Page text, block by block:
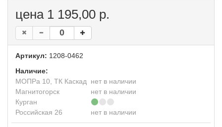
цена 1 195,00 р.
Артикул: 1208-0462
Наличие:
МОПРа 10, ТК Каскад
нет в наличии
Магнитогорск
нет в наличии
Курган
Российская 26
нет в наличии